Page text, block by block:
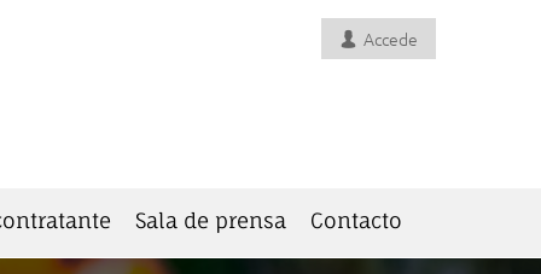
Accede
Sala de prensa Contacto